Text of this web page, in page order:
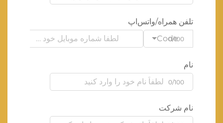
تلفن همراه/واتس‌اپ
Code
0/100
نام
0/100
نام شرکت